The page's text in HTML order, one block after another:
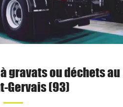
gravats ou déchets au
Gervais (93)